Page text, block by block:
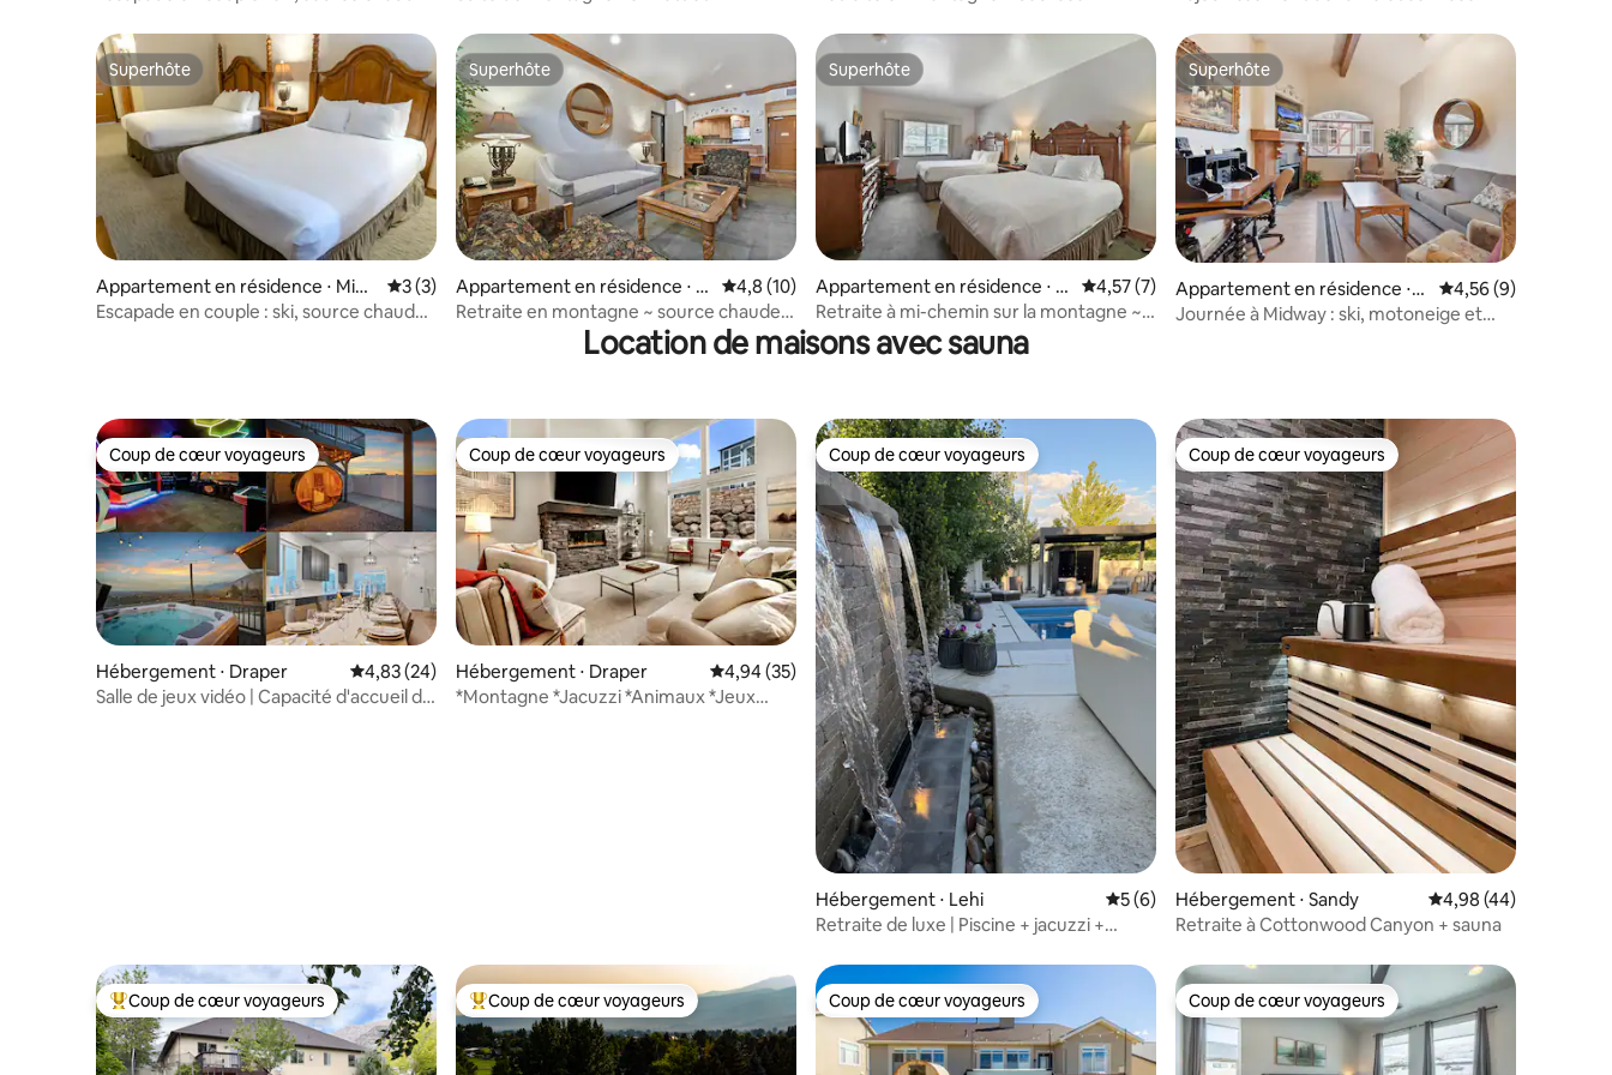
Superhôte
Superhôte
Appartement en résidence ⋅ Mid
way
Évaluation moyenne sur la base de 3 commentaires : 3 sur 5
3 (3)
Escapade en couple : ski, source chaude,
Superhôte
Superhôte
Appartement en résidence ⋅ M
idway
Évaluation moyenne sur la base de 10 commentaires : 4,8 sur 5
4,8 (10)
Retraite en montagne ~ source chaude,
villa de ski 2018-2
Superhôte
Superhôte
Appartement en résidence ⋅ M
idway
Évaluation moyenne sur la base de 7 commentaires : 4,57 sur 5
4,57 (7)
Retraite à mi-chemin sur la montagne ~
source chaude, villa de ski 2016
Superhôte
Superhôte
Appartement en résidence ⋅
Midway
Évaluation moyenne
4,56 (9)
Journée à Midway : ski, motoneige et
Location de maisons avec sauna
Coup de cœur voyageurs
Coup de cœur voyageurs
Hébergement ⋅ Draper Évaluation moyenne sur la base de 24 commentaires : 4,83 sur 5
4,83 (24)
Salle de jeux vidéo | Capacité d'accueil de
Coup de cœur voyageurs
Coup de cœur voyageurs
Hébergement ⋅ Draper Évaluation moyenne sur la base de 35 commentaires : 4,94 sur 5
4,94 (35)
*Montagne *Jacuzzi *Animaux *Jeux
Coup de cœur voyageurs
Coup de cœur voyageurs
Hébergement ⋅ Lehi Évaluation moyenne sur la base de 6 commentaires : 5 sur 5
5 (6)
Retraite de luxe | Piscine + jacuzzi +
Coup de cœur voyageurs
Coup de cœur voyageurs
Hébergement ⋅ Sandy Évaluation moyenne
4,98 (44)
Retraite à Cottonwood Canyon + sauna
Coups de cœur voyageurs les plus appréciés
Coup de cœur voyageurs Coups de cœur voyageurs les plus appréciés
Coup de cœur voyageurs Coup de cœur voyageurs
Coup de cœur voyageurs Coup de cœur voyageurs
Coup de cœur voyageurs